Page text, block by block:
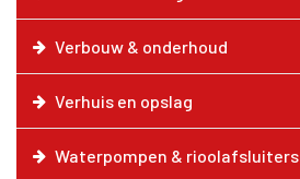
Verbouw & onderhoud
Verhuis en opslag
Waterpompen & rioolafsluiters